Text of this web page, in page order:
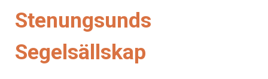
Stenungsunds
Segelsällskap